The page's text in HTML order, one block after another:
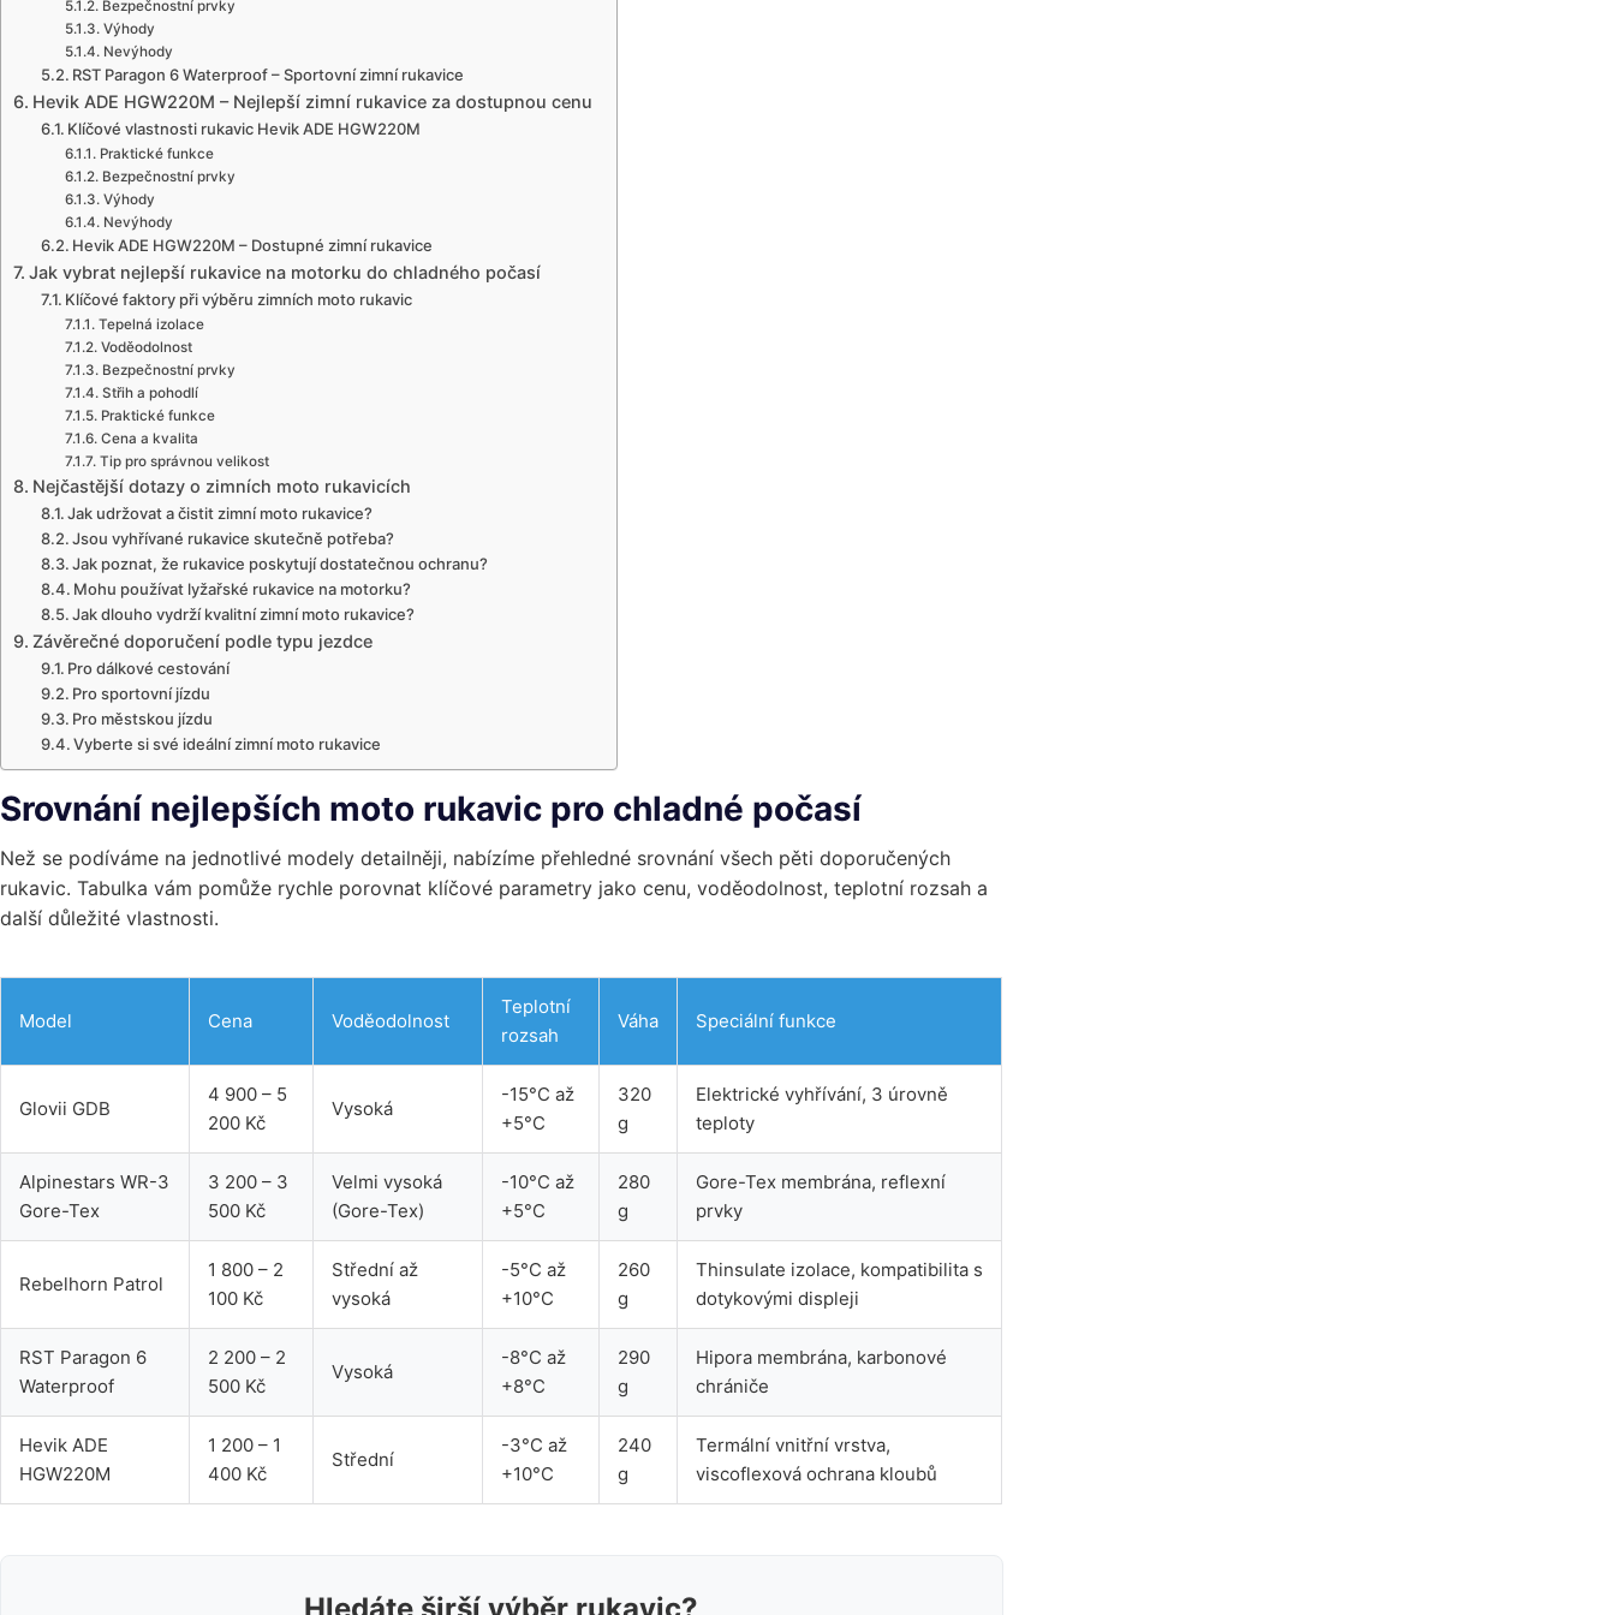
Bezpečnostní prvky
Výhody
Nevýhody
RST Paragon 6 Waterproof – Sportovní zimní rukavice
Hevik ADE HGW220M – Nejlepší zimní rukavice za dostupnou cenu
Klíčové vlastnosti rukavic Hevik ADE HGW220M
Praktické funkce
Bezpečnostní prvky
Výhody
Nevýhody
Hevik ADE HGW220M – Dostupné zimní rukavice
Jak vybrat nejlepší rukavice na motorku do chladného počasí
Klíčové faktory při výběru zimních moto rukavic
Tepelná izolace
Voděodolnost
Bezpečnostní prvky
Střih a pohodlí
Praktické funkce
Cena a kvalita
Tip pro správnou velikost
Nejčastější dotazy o zimních moto rukavicích
Jak udržovat a čistit zimní moto rukavice?
Jsou vyhřívané rukavice skutečně potřeba?
Jak poznat, že rukavice poskytují dostatečnou ochranu?
Mohu používat lyžařské rukavice na motorku?
Jak dlouho vydrží kvalitní zimní moto rukavice?
Závěrečné doporučení podle typu jezdce
Pro dálkové cestování
Pro sportovní jízdu
Pro městskou jízdu
Vyberte si své ideální zimní moto rukavice
Srovnání nejlepších moto rukavic pro chladné počasí
Než se podíváme na jednotlivé modely detailněji, nabízíme přehledné srovnání všech pěti doporučených
rukavic. Tabulka vám pomůže rychle porovnat klíčové parametry jako cenu, voděodolnost, teplotní rozsah a
další důležité vlastnosti.
Model Cena Voděodolnost
Teplotní
rozsah
Váha Speciální funkce
Glovii GDB
4 900 – 5
200 Kč
Vysoká
-15°C až
+5°C
320
g
Elektrické vyhřívání, 3 úrovně
teploty
Alpinestars WR-3
Gore-Tex
3 200 – 3
500 Kč
Velmi vysoká
(Gore-Tex)
-10°C až
+5°C
280
g
Gore-Tex membrána, reflexní
prvky
Rebelhorn Patrol
1 800 – 2
100 Kč
Střední až
vysoká
-5°C až
+10°C
260
g
Thinsulate izolace, kompatibilita s
dotykovými displeji
RST Paragon 6
Waterproof
2 200 – 2
500 Kč
Vysoká
-8°C až
+8°C
290
g
Hipora membrána, karbonové
chrániče
Hevik ADE
HGW220M
1 200 – 1
400 Kč
Střední
-3°C až
+10°C
240
g
Termální vnitřní vrstva,
viscoflexová ochrana kloubů